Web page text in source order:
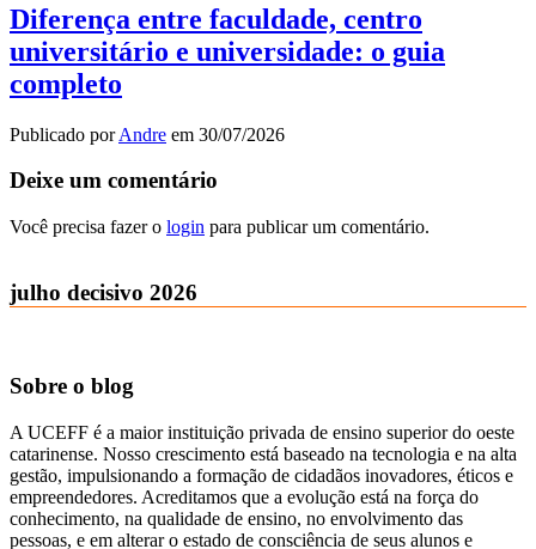
Diferença entre faculdade, centro
universitário e universidade: o guia
completo
Publicado porAndre em 30/07/2026
Deixe um comentário
Você precisa fazer o login para publicar um comentário.
julho decisivo 2026
Sobre o blog
A UCEFF é a maior instituição privada de ensino superior do oeste
catarinense. Nosso crescimento está baseado na tecnologia e na alta
gestão, impulsionando a formação de cidadãos inovadores, éticos e
empreendedores. Acreditamos que a evolução está na força do
conhecimento, na qualidade de ensino, no envolvimento das
pessoas, e em alterar o estado de consciência de seus alunos e